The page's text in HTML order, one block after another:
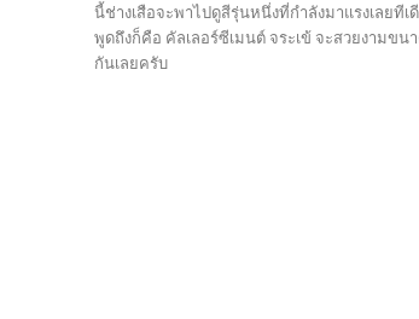
นี้ช่างเสือจะพาไปดูสีรุ่นหนึ่งที่กำลังมาแรงเลยทีเ
พูดถึงก็คือ คัลเลอร์ซีเมนต์ จระเข้ จะสวยงามขน
กันเลยครับ